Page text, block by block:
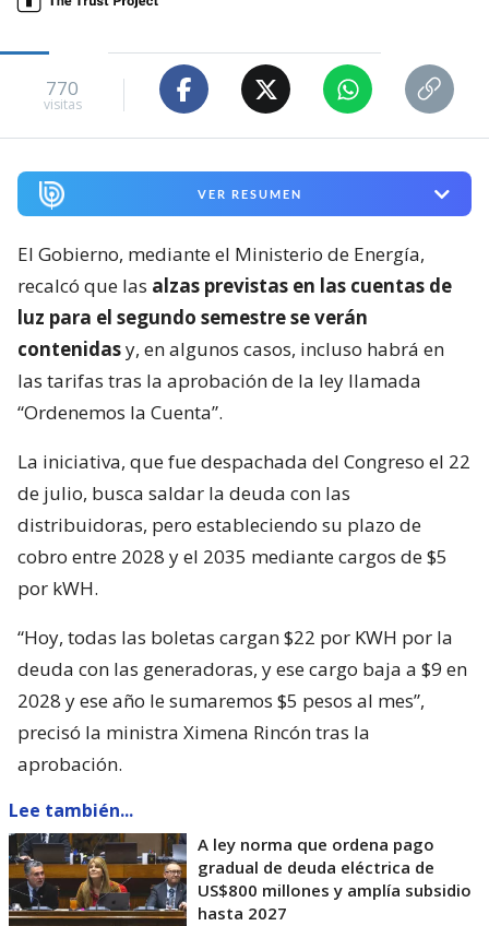
770
visitas
VER RESUMEN
El Gobierno, mediante el Ministerio de Energía,
recalcó que las alzas previstas en las cuentas de
luz para el segundo semestre se verán
contenidasy, en algunos casos, incluso habrá en
las tarifas tras la aprobación de la ley llamada
“Ordenemos la Cuenta”.
La iniciativa, que fue despachada del Congreso el 22
de julio, busca saldar la deuda con las
distribuidoras, pero estableciendo su plazo de
cobro entre 2028 y el 2035 mediante cargos de $5
por kWH.
“Hoy, todas las boletas cargan $22 por KWH por la
deuda con las generadoras, y ese cargo baja a $9 en
2028 y ese año le sumaremos $5 pesos al mes”,
precisó la ministra Ximena Rincón tras la
aprobación.
Lee también...
A ley norma que ordena pago
gradual de deuda eléctrica de
US$800 millones y amplía subsidio
hasta 2027